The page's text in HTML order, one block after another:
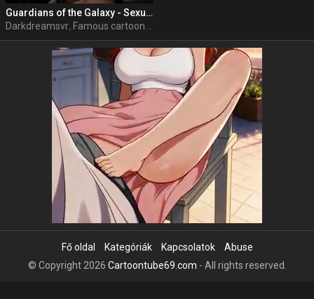
Guardians of the Galaxy - Sexual Senses Mantis by DarkDreamsVR
Darkdreamsvr, Famous cartoon,Porn
Fő oldal Kategóriák Kapcsolatok
Abuse
© Copyright 2026 Cartoontube69.com - All rights reserved.